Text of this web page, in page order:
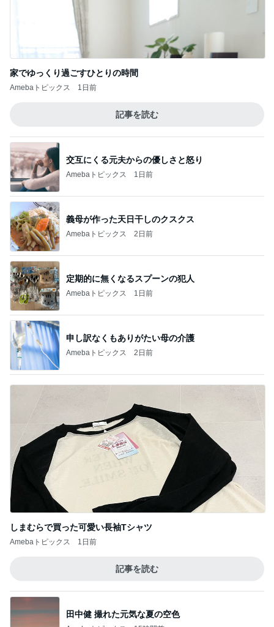
家でゆっくり過ごすひとりの時間
Amebaトピックス 1日前
記事を読む
交互にくる元夫からの優しさと怒り
Amebaトピックス 1日前
義母が作った天日干しのクスクス
Amebaトピックス 2日前
定期的に無くなるスプーンの犯人
Amebaトピックス 1日前
申し訳なくもありがたい母の介護
Amebaトピックス 2日前
しまむらで買った可愛い長袖Tシャツ
Amebaトピックス 1日前
記事を読む
田中健 撮れた元気な夏の空色